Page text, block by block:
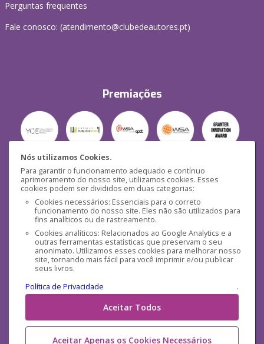
Nós utilizamos Cookies.
Para garantir o funcionamento adequado e contínuo
aprimoramento do nosso site, utilizamos cookies. Esses
cookies podem ser divididos em duas categorias:
Cookies necessários: Essenciais para o correto
funcionamento do nosso site. Eles não são utilizados para
fins analíticos ou de rastreamento.
Cookies analíticos: Relacionados ao Google Analytics e a
outras ferramentas estatísticas que preservam o seu
anonimato. Utilizamos esses cookies para melhorar nosso
site, tornando mais fácil para você imprimir e/ou publicar
seus livros.
Política de Privacidade
.
Aceitar Todos
Aceitar Apenas os Cookies Necessários
Perguntas frequentes
Fale conosco: (atendimento@clubedeautores.pt)
Premiações
Segurança
Mídias Sociais